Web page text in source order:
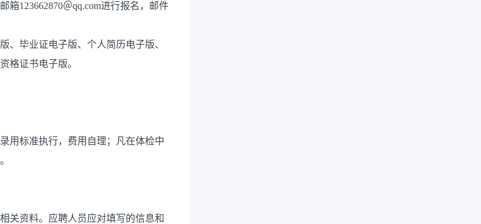
箱123662870＠qq.com进行报名，邮件
、毕业证电子版、个人简历电子版、
格证书电子版。
用标准执行，费用自理；凡在体检中
关资料。应聘人员应对填写的信息和